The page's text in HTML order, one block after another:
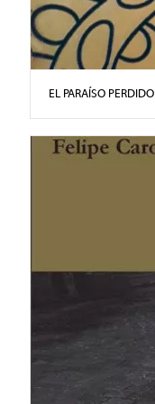
EL PARAÍSO PERDIDO